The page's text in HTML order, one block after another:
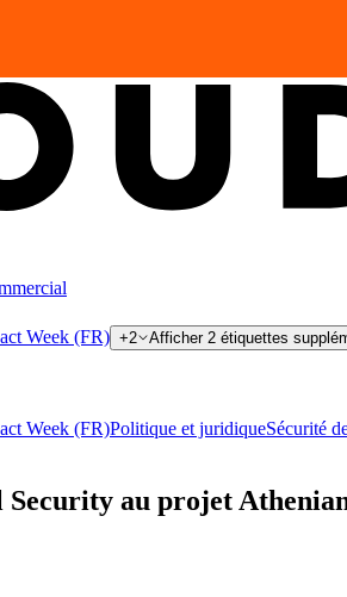
Week (FR) +2
Afficher 2 étiquettes
Week (FR)Politique et juridiqueSécurité
au projet